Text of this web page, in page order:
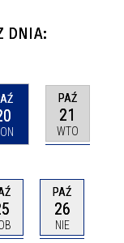
DNIA:
PAŹ
21
WTO
PAŹ
26
NIE